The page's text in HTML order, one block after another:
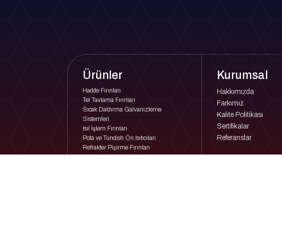
Ürünler
Hadde Fırınları
Tel Tavlama Fırınları
Sıcak Daldırma Galvanizleme
Sistemleri
Isıl İşlem Fırınları
Pota ve Tundish Ön Isıtıcıları
Refrakter Pişirme Fırınları
Kurumsal
Hakkımızda
Farkımız
Kalite Politikası
Sertifikalar
Referanslar